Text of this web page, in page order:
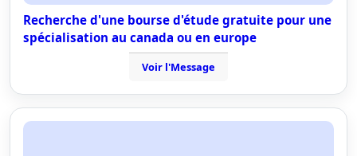
Recherche d'une bourse d'étude gratuite pour une
spécialisation au canada ou en europe
Voir l'Message